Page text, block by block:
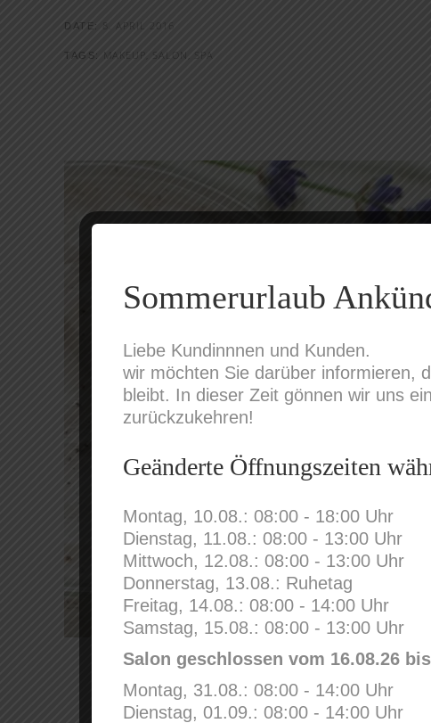
DATE: 8. APRIL 2016
TAGS: MAKEUP, SALON, SPA
Sommerurlaub
Liebe Kundinnnen und Kunden.
wir möchten Sie darüber informieren,
bleibt. In dieser Zeit gönnen wir uns
zurückzukehren!
Geänderte Öffnungszeiten
Montag, 10.08.: 08:00 - 18:00 Uhr
Dienstag, 11.08.: 08:00 - 13:00 Uhr
Mittwoch, 12.08.: 08:00 - 13:00 Uhr
Donnerstag, 13.08.: Ruhetag
Freitag, 14.08.: 08:00 - 14:00 Uhr
Samstag, 15.08.: 08:00 - 13:00 Uhr
Salon geschlossen vom 16.08.26
Montag, 31.08.: 08:00 - 14:00 Uhr
Dienstag, 01.09.: 08:00 - 14:00 Uhr